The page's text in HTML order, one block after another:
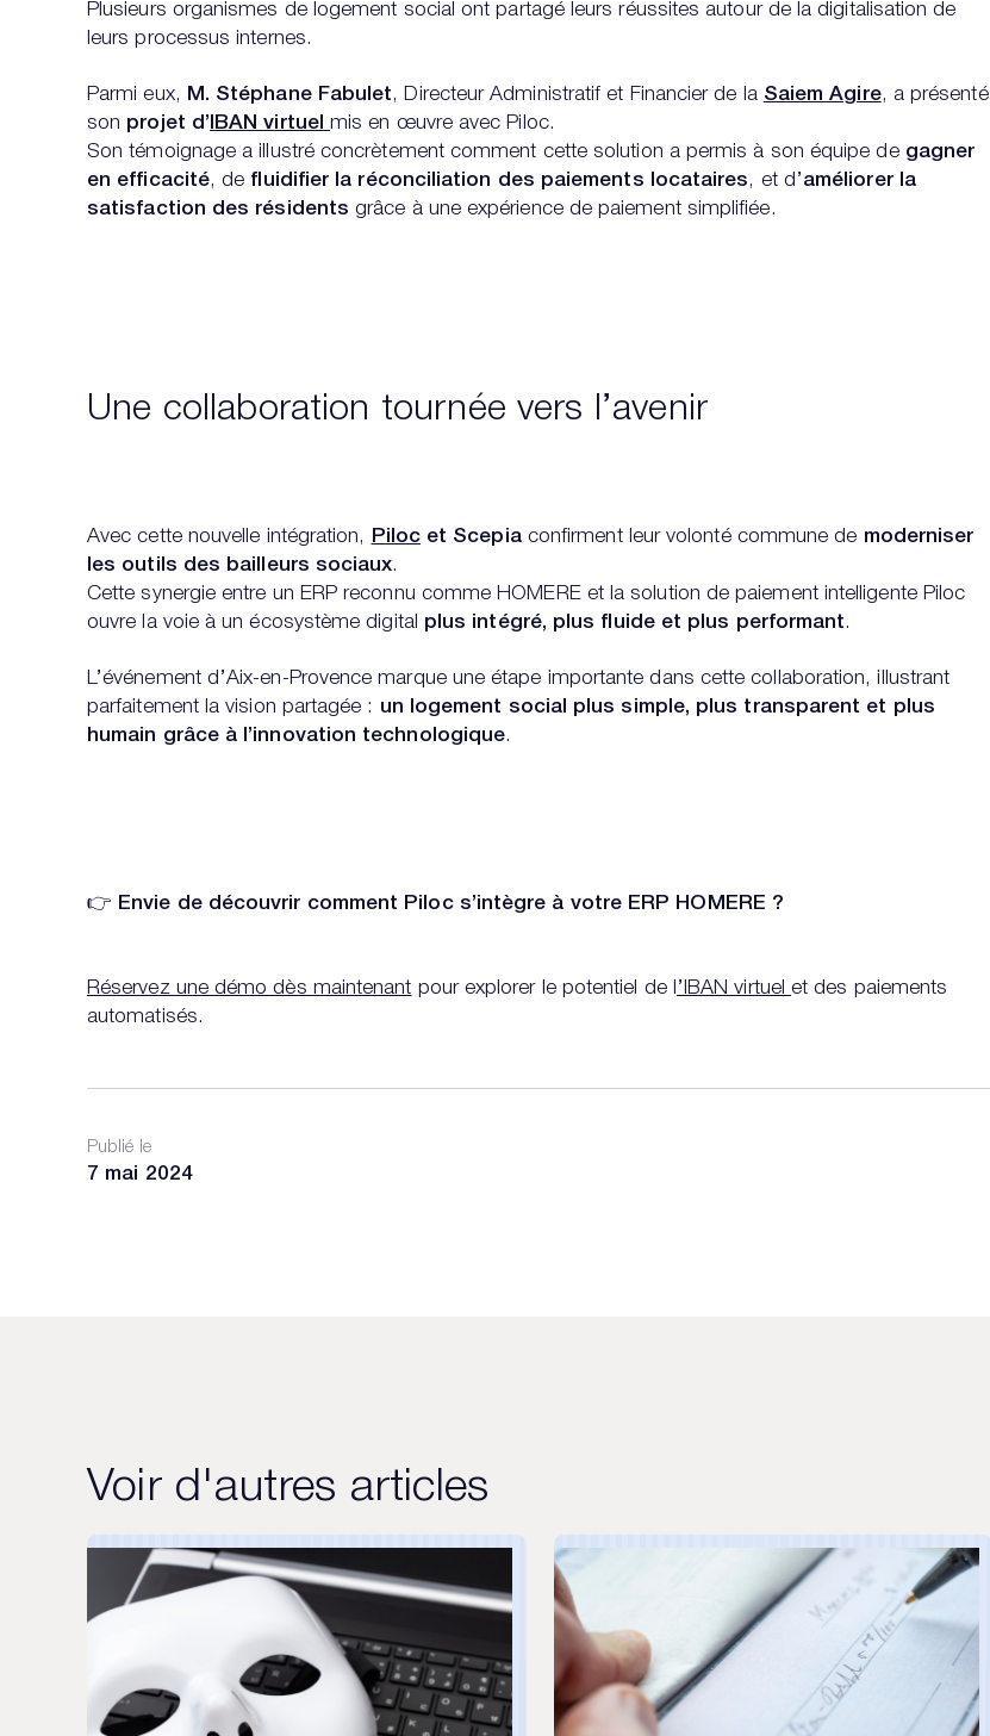
Plusieurs organismes de logement social ont partagé leurs réussites autour de la digitalisation de
leurs processus internes.
Parmi eux, M. Stéphane Fabulet, Directeur Administratif et Financier de la Saiem Agire, a présenté
son projet d’ IBAN virtuel
mis en œuvre avec Piloc.
Son témoignage a illustré concrètement comment cette solution a permis à son équipe de gagner
en efficacité, de fluidifier la réconciliation des paiements locataires, et d’ améliorer la
satisfaction des résidents grâce à une expérience de paiement simplifiée.
Une collaboration tournée vers l’avenir
Avec cette nouvelle intégration, Pilocet Scepiaconfirment leur volonté commune de moderniser
les outils des bailleurs sociaux.
Cette synergie entre un ERP reconnu comme HOMERE et la solution de paiement intelligente Piloc
ouvre la voie à un écosystème digital plus intégré, plus fluide et plus performant.
L’événement d’Aix-en-Provence marque une étape importante dans cette collaboration, illustrant
parfaitement la vision partagée : un logement social plus simple, plus transparent et plus
humain grâce à l’innovation technologique.
👉 Envie de découvrir comment Piloc s’intègre à votre ERP HOMERE ?
Réservez une démo dès maintenant pour explorer le potentiel de l ’IBAN virtuelet des paiements
automatisés.
Publié le
7 mai 2024
Voir d'autres articles